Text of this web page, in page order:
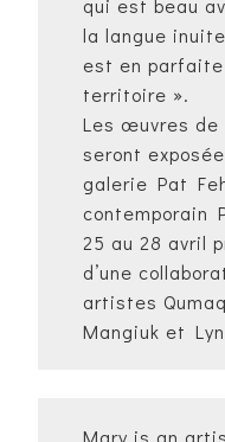
qui est beau
la langue
est en parfaite
territoire ».
Les œuvres de
seront
galerie Pat
contemporain
25 au 28 avril
d’une
artistes
Mangiuk et